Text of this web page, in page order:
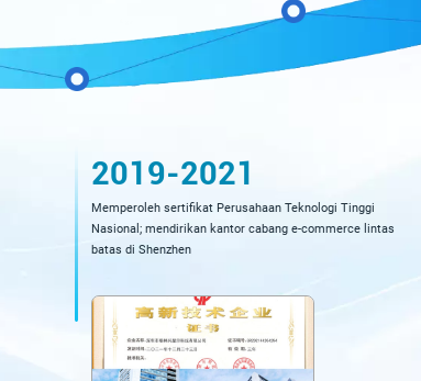
2019-2021
Memperoleh sertifikat Perusahaan Teknologi Tinggi
Nasional; mendirikan kantor cabang e-commerce lintas
batas di Shenzhen